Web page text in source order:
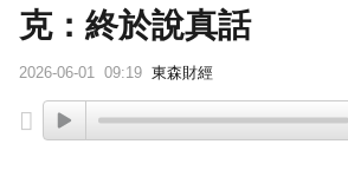
克：終於說真話
2026-06-01 09:19 東森財經